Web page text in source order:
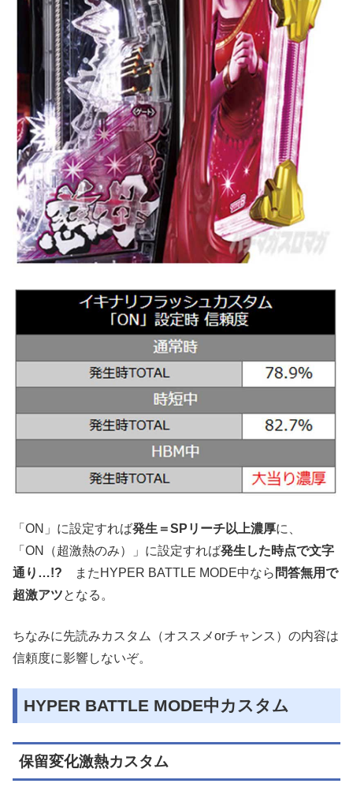
「ON」に設定すれば発生＝SPリーチ以上濃厚に、
「ON（超激熱のみ）」に設定すれば発生した時点で文字
通り…!? またHYPER BATTLE MODE中なら 問答無用で
超激アツとなる。
ちなみに先読みカスタム（オススメorチャンス）の内容は
信頼度に影響しないぞ。
HYPER BATTLE MODE中カスタム
保留変化激熱カスタム